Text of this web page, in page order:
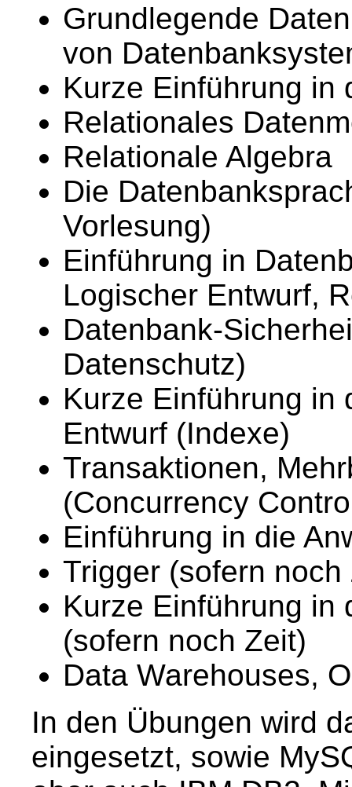
Grundlegende
von
Kurze Einführung in
Relationales
Relationale Algebra
Die
Vorlesung)
Einführung in
Logischer Entwurf,
Datenbank-
Datenschutz)
Kurze Einführung in
Entwurf (Indexe)
Transaktionen,
(Concurrency
Einführung in die
Trigger (sofern noch
Kurze Einführung in
(sofern noch Zeit)
Data Warehouses,
In den Übungen wird
eingesetzt, sowie